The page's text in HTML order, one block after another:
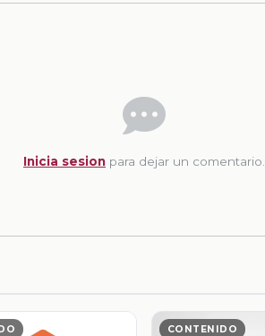
Inicia sesion para dejar un comentario.
CONTENIDO